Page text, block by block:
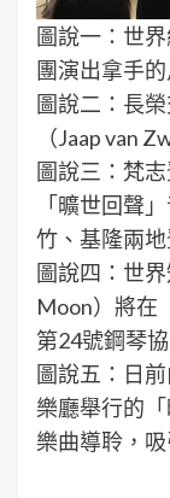
圖說一：世
團演出拿手
圖說二：長
（Jaap van
圖說三：梵
「曠世回聲
竹、基隆兩地
圖說四：世
Moon）將在
第24號鋼琴
圖說五：日
樂廳舉行的
樂曲導聆，